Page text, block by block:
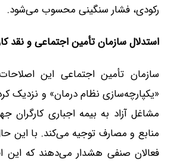
رکودی، فشار سنگینی محسوب می‌شود.
استدلال سازمان تأمین اجتماعی و نقد
سازمان تأمین اجتماعی این
«یکپارچه‌سازی نظام درمان» و نزدیک
مشاغل آزاد به بیمه اجباری
منابع و مصارف توجیه می‌کند. با این
فعالان صنفی هشدار می‌دهند که این